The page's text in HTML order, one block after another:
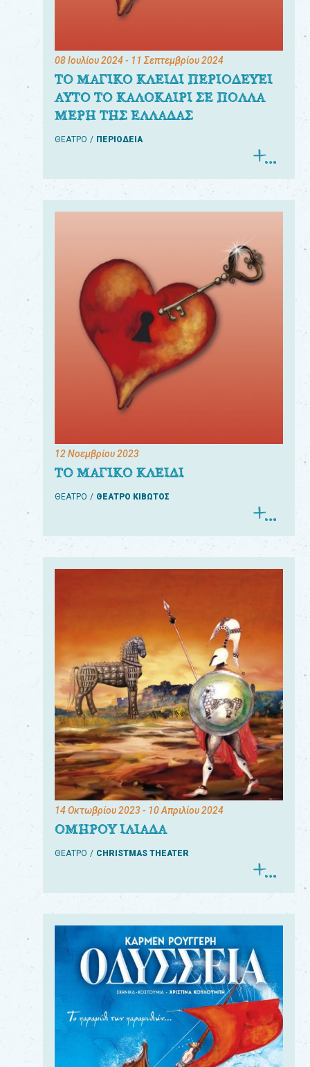
08 Ιουλίου 2024- 11 Σεπτεμβρίου 2024
ΤΟ ΜΑΓΙΚΟ ΚΛΕΙΔΙ ΠΕΡΙΟΔΕΥΕΙ
ΑΥΤΟ ΤΟ ΚΑΛΟΚΑΙΡΙ ΣΕ ΠΟΛΛΑ
ΜΕΡΗ ΤΗΣ ΕΛΛΑΔΑΣ
ΘΕΑΤΡΟ ΠΕΡΙΟΔΕΙΑ
12 Νοεμβρίου 2023
ΤΟ ΜΑΓΙΚΟ ΚΛΕΙΔΙ
ΘΕΑΤΡΟ ΘΕΑΤΡΟ ΚΙΒΩΤΟΣ
14 Οκτωβρίου 2023- 10 Απριλίου 2024
ΟΜΗΡΟΥ ΙΛΙΑΔΑ
ΘΕΑΤΡΟ CHRISTMAS THEATER